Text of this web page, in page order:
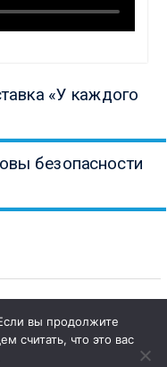
«У каждого
безопасности
защищены.
вы продолжите
считать, что это вас